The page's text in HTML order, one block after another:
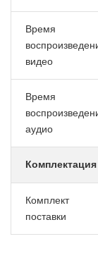
Время
видео
Время
аудио
Комплектация
Комплект
поставки